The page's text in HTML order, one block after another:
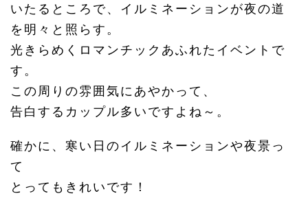
いたるところで、イルミネーションが夜の道
を明々と照らす。
光きらめくロマンチックあふれたイベントで
す。
この周りの雰囲気にあやかって、
告白するカップル多いですよね～。
確かに、寒い日のイルミネーションや夜景っ
て
とってもきれいです！